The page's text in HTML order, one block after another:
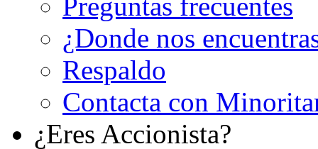
Preguntas frecuentes
¿Donde nos
Respaldo
Contacta con
¿Eres Accionista?